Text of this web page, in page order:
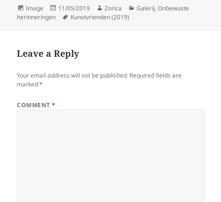
Format
Image
Posted
on
11/05/2019 Author
Zorica Categories
Galerij,Onbewuste
herinneringen
Tags
Kunstvrienden (2019)
Leave a Reply
Your email address will not be published. Required fields are
marked*
COMMENT*